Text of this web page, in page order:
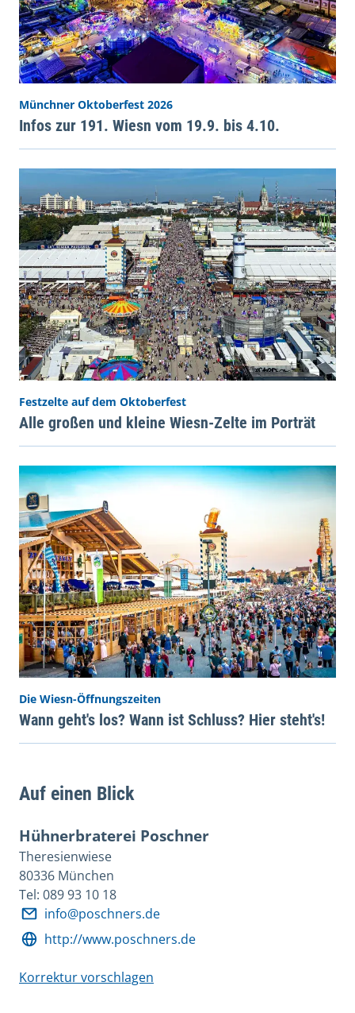
Münchner Oktoberfest 2026
Infos zur 191. Wiesn vom 19.9. bis 4.10.
Festzelte auf dem Oktoberfest
Alle großen und kleine Wiesn-Zelte im Porträt
Die Wiesn-Öffnungszeiten
Wann geht's los? Wann ist Schluss? Hier steht's!
Auf einen Blick
Hühnerbraterei Poschner
Theresienwiese
80336 München
Tel: 089 93 10 18
info@poschners.de
http://www.poschners.de
Korrektur vorschlagen